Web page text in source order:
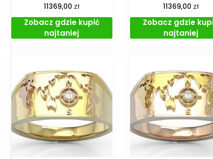
11369,00zł
Zobacz gdzie kupić
najtaniej
11369,00 zł
Zobacz gdzie
najtaniej